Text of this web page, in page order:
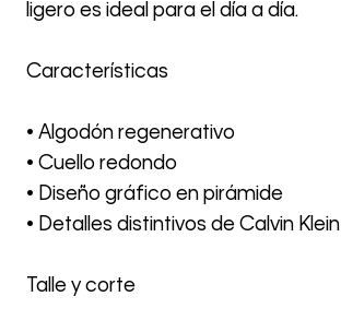
ligero es ideal para el día a día.
Características
• Algodón regenerativo
• Cuello redondo
• Diseño gráfico en pirámide
• Detalles distintivos de Calvin Klein
Talle y corte